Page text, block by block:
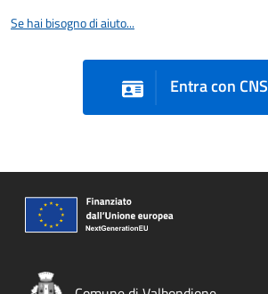
Se hai bisogno di aiuto...
Entra con CNS